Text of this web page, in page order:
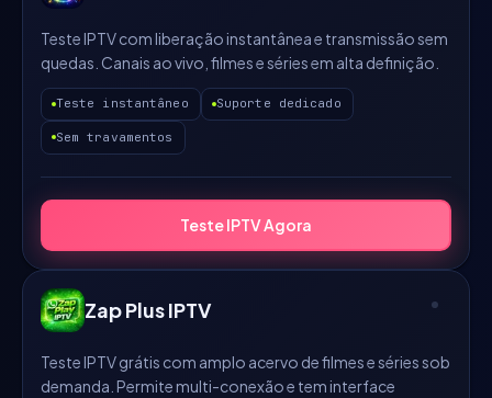
Teste IPTV com liberação instantânea e transmissão sem
quedas. Canais ao vivo, filmes e séries em alta definição.
Teste instantâneo Suporte dedicado
Sem travamentos
Teste IPTV Agora
Zap Plus IPTV
Teste IPTV grátis com amplo acervo de filmes e séries sob
demanda. Permite multi-conexão e tem interface